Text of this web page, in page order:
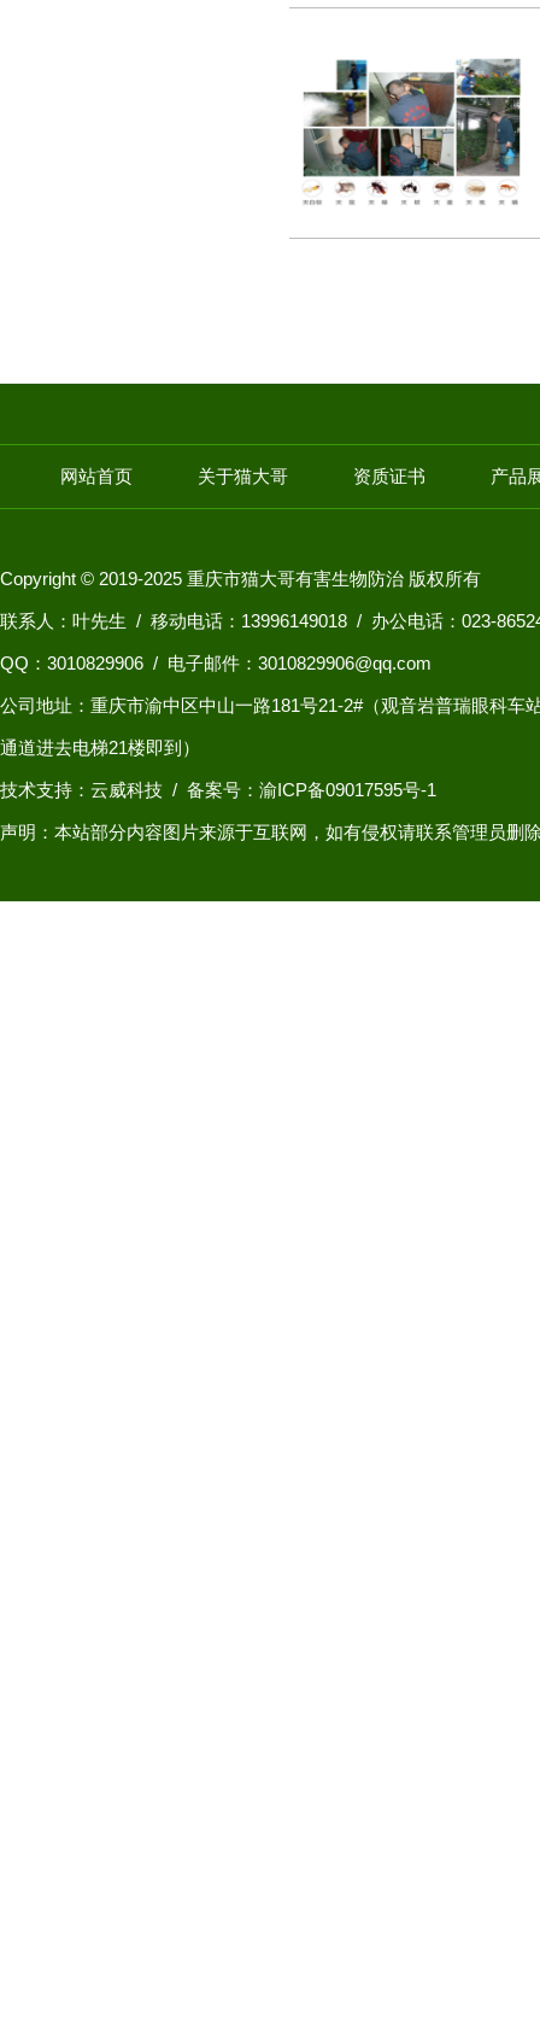
网站首页 关于猫大哥 资质证书 产品
Copyright © 2019-2025 重庆市猫大哥有害生物防治 版权所有
联系人：叶先生 / 移动电话：13996149018 / 办公电话：023-
QQ： 3010829906 / 电子邮件：3010829906@qq.com
公司地址：重庆市渝中区中山一路181号21-2#（观音岩普瑞眼科车
通道进去电梯21楼即到）
技术支持：云威科技 / 备案号：渝ICP备09017595号-1
声明：本站部分内容图片来源于互联网，如有侵权请联系管理员删